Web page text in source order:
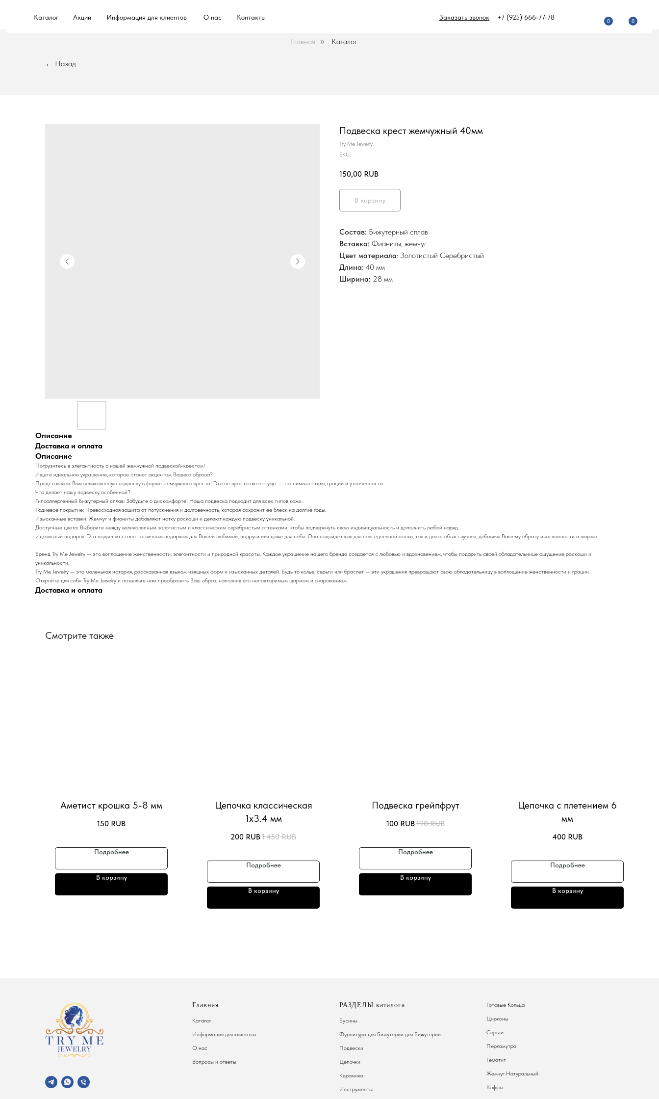
Каталог Акции Информация для клиентов О нас Контакты +7 (925) 666-77-78
Заказать звонок
0 0
Главная » Каталог
← Назад
Подвеска крест жемчужный 40мм
Try Me Jewelry
SKU:
150,00 RUB
В корзину
Состав: Бижутерный сплав
Вставка: Фианиты, жемчуг
Цвет материала: Золотистый Серебристый
Длина: 40 мм
Ширина: 28 мм
Описание
Доставка и оплата
Описание
Погрузитесь в элегантность с нашей жемчужной подвеской-крестом!
Ищете идеальное украшение, которое станет акцентом Вашего образа?
Представляем Вам великолепную подвеску в форме жемчужного креста! Это не просто аксессуар — это символ стиля, грации и утонченности.
Что делает нашу подвеску особенной?
Гипоаллергенный бижутерный сплав: Забудьте о дискомфорте! Наша подвеска подходит для всех типов кожи.
Родиевое покрытие: Превосходная защита от потускнения и долговечность, которая сохранит ее блеск на долгие годы.
Изысканные вставки: Жемчуг и фианиты добавляют нотку роскоши и делают каждую подвеску уникальной.
Доступные цвета: Выберите между великолепным золотистым и классическим серебристым оттенками, чтобы подчеркнуть свою индивидуальность и дополнить любой наряд.
Идеальный подарок: Эта подвеска станет отличным подарком для Вашей любимой, подруги или даже для себя. Она подойдет как для повседневной носки, так и для особых случаев, добавляя Вашему образу изысканности и шарма.
Бренд Try Me Jewelry — это воплощение женственности, элегантности и природной красоты. Каждое украшение нашего бренда создается с любовью и вдохновением, чтобы подарить своей обладательнице ощущение роскоши и
уникальности.
Try Me Jewelry — это маленькая история, рассказанная языком изящных форм и изысканных деталей. Будь то колье, серьги или браслет — эти украшения превращают свою обладательницу в воплощение женственности и грации.
Откройте для себя Try Me Jewelry и позвольте нам преобразить Ваш образ, наполнив его неповторимым шармом и очарованием.
Доставка и оплата
Смотрите также
Аметист крошка 5-8 мм
150 RUB
Подробнее
В корзину
Цепочка классическая
1х3.4 мм
200 RUB1 450 RUB
Подробнее
В корзину
Подвеска грейпфрут
100 RUB190 RUB
Подробнее
В корзину
Цепочка с плетением 6
мм
400 RUB
Подробнее
В корзину
Главная
Каталог
Информация для клиентов
О нас
Вопросы и ответы
РАЗДЕЛЫ каталога
Бусины
Фурнитура для Бижутерии для Бижутерии
Подвески
Цепочки
Керамика
Инструменты
Готовые Кольца
Цирконы
Серьги
Перламутра
Гематит
Жемчуг Натуральный
Каффы